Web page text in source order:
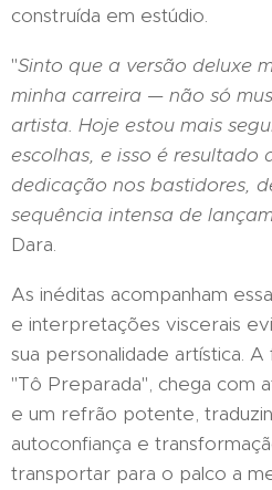
construída em estúdio.
"Sinto que a versão deluxe
minha carreira — não só
artista. Hoje estou mais
escolhas, e isso é resultado
dedicação nos bastidores,
sequência intensa de
Dara.
As inéditas acompanham
e interpretações viscerais
sua personalidade artística.
"Tô Preparada", chega com
e um refrão potente,
autoconfiança e
transportar para o palco a